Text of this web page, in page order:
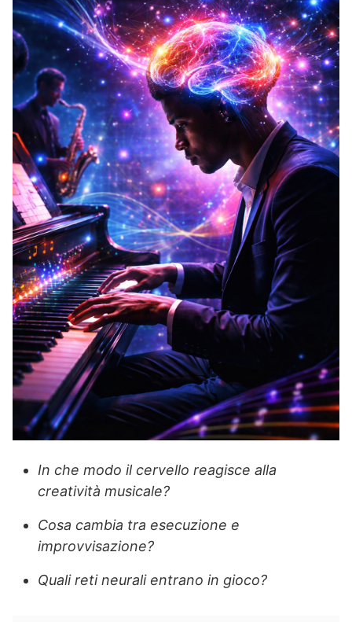
In che modo il cervello reagisce alla
creatività musicale?
Cosa cambia tra esecuzione e
improvvisazione?
Quali reti neurali entrano in gioco?